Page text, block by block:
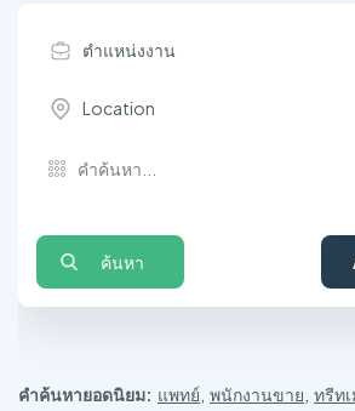
ตำแหน่งงาน
Location
ค้นหา
คำค้นหายอดนิยม: แพทย์ พนักงานขาย ทรีท